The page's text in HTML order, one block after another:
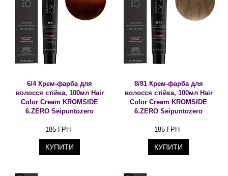
6/4 Крем-фарба для
волосся стійка, 100мл Hair
Color Cream KROMSIDE
6.ZERO Seipuntozero
185 ГРН
КУПИТИ
8/81 Крем-фарба для
волосся стійка, 100мл Hair
Color Cream KROMSIDE
6.ZERO Seipuntozero
185 ГРН
КУПИТИ